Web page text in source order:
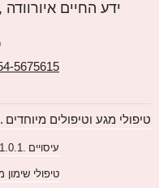
ידע החיים איורוודה ,
5675615
טיפולי מגע וטיפולים מיוחדים
עיסויים
טיפולי שימון